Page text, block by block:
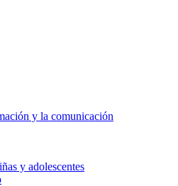
y la comunicación
y adolescentes